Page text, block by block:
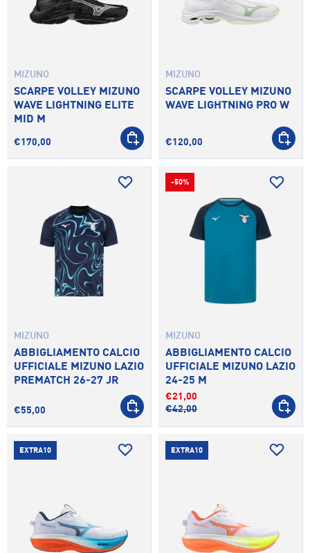
MIZUNO
SCARPE VOLLEY MIZUNO
WAVE LIGHTNING ELITE
MID M
€170,00
SCEGLI OPZIONI
MIZUNO
SCARPE VOLLEY MIZUNO
WAVE LIGHTNING PRO W
€120,00
MIZUNO
ABBIGLIAMENTO CALCIO
UFFICIALE MIZUNO LAZIO
PREMATCH 26-27 JR
€55,00
SCEGLI OPZIONI
-50%
MIZUNO
ABBIGLIAMENTO CALCIO
UFFICIALE MIZUNO LAZIO
24-25 M
€21,00
€42,00
SCEGLI
EXTRA10 EXTRA10